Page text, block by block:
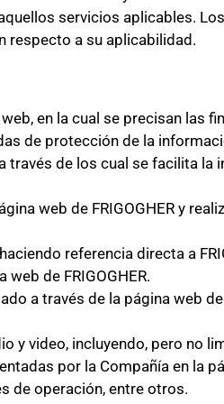
servicios aplicables.
respecto a su aplicabilidad.
en la cual se precisan las
de protección de la
a través de los cual se facilita la
web de FRIGOGHER y
referencia directa a
de FRIGOGHER.
a través de la página web de
y video, incluyendo, pero no
por la Compañía en la
de operación, entre otros.